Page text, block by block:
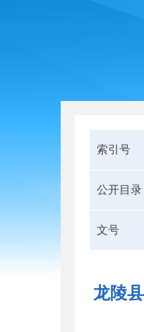
索引号
公开目录
文号
龙陵